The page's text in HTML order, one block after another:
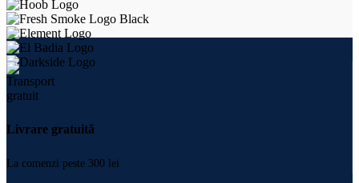
Livrare gratuită
La comenzi peste 300 lei